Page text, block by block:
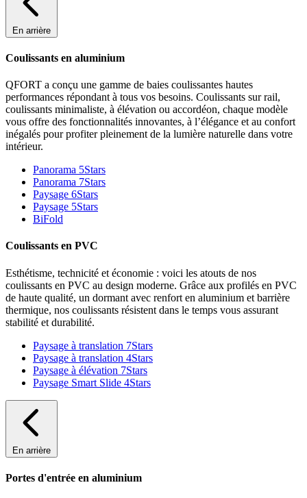
En arrière
Coulissants en aluminium
QFORT a conçu une gamme de baies coulissantes hautes
performances répondant à tous vos besoins. Coulissants sur rail,
coulissants minimaliste, à élévation ou accordéon, chaque modèle
vous offre des fonctionnalités innovantes, à l’élégance et au confort
inégalés pour profiter pleinement de la lumière naturelle dans votre
intérieur.
Panorama 5Stars
Panorama 7Stars
Paysage 6Stars
Paysage 5Stars
BiFold
Coulissants en PVC
Esthétisme, technicité et économie : voici les atouts de nos
coulissants en PVC au design moderne. Grâce aux profilés en PVC
de haute qualité, un dormant avec renfort en aluminium et barrière
thermique, nos coulissants résistent dans le temps vous assurant
stabilité et durabilité.
Paysage à translation 7Stars
Paysage à translation 4Stars
Paysage à élévation 7Stars
Paysage Smart Slide 4Stars
En arrière
Portes d'entrée en aluminium